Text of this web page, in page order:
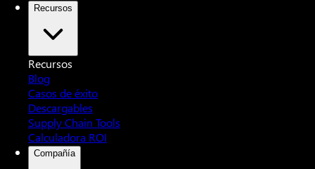
Recursos
Recursos
Blog
Casos de éxito
Descargables
Supply Chain Tools
Calculadora ROI
Compañía